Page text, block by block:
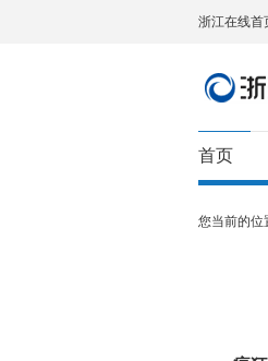
浙江在线首
首页
您当前的位